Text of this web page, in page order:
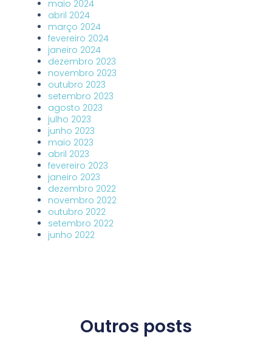
maio 2024
abril 2024
março 2024
fevereiro 2024
janeiro 2024
dezembro 2023
novembro 2023
outubro 2023
setembro 2023
agosto 2023
julho 2023
junho 2023
maio 2023
abril 2023
fevereiro 2023
janeiro 2023
dezembro 2022
novembro 2022
outubro 2022
setembro 2022
junho 2022
Outros posts